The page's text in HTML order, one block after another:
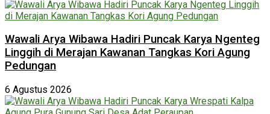
Wawali Arya Wibawa Hadiri Puncak Karya Ngenteg
Linggih di Merajan Kawanan Tangkas Kori Agung
Pedungan
6 Agustus 2026